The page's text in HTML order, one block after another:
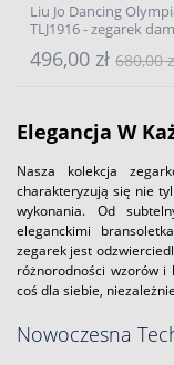
Liu Jo Dancing
TLJ1916 - zegarek
496,00 zł 680,00
Elegancja W
Nasza kolekcja
charakteryzują się nie
wykonania. Od
eleganckimi
zegarek jest
różnorodności wzorów i
coś dla siebie,
Nowoczesna